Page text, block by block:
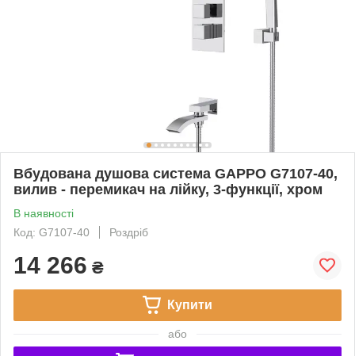
Вбудована душова система GAPPO G7107-40,
вилив - перемикач на лійку, 3-функції, хром
В наявності
Код: G7107-40
Роздріб
14 266 ₴
Купити
або